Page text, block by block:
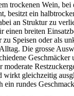
trockenen Wein, bei
besitzt ein
an Struktur zu
einen breiten
Speisen oder als
Die grosse
Geschmäcker
moderate
wirkt gleichzeitig
ein rundes